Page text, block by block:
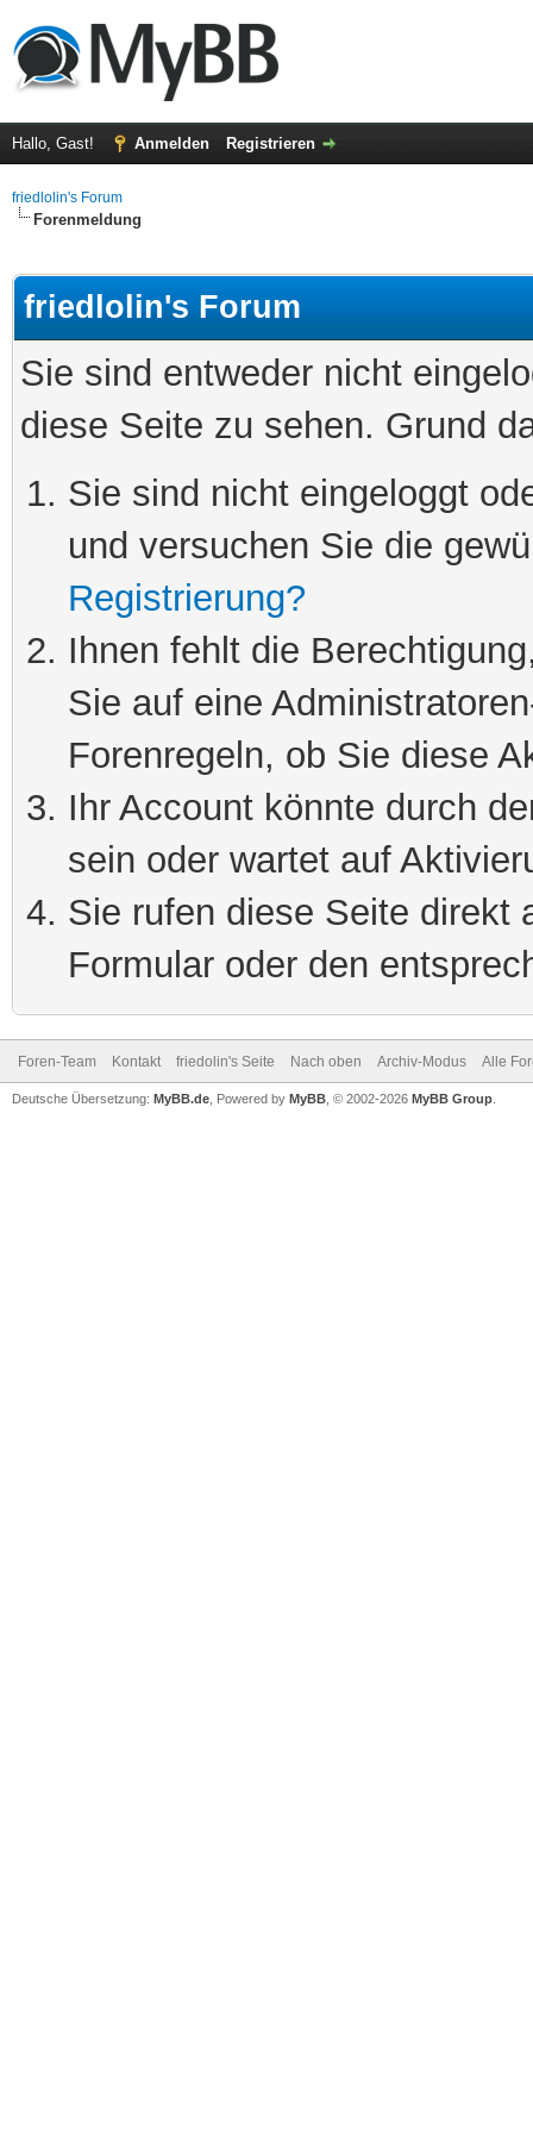
Hallo, Gast! Anmelden Registrieren
friedlolin's Forum
Forenmeldung
friedlolin's Forum
Sie sind entweder nicht
diese Seite zu sehen. Grund
Sie sind nicht eingeloggt
und versuchen Sie die
Registrierung?
Ihnen fehlt die
Sie auf eine
Forenregeln, ob Sie diese
Ihr Account könnte durch
sein oder wartet auf
Sie rufen diese Seite direkt
Formular oder den
Foren-Team Kontakt friedolin's Seite Nach oben Archiv-Modus Alle
Deutsche Übersetzung: MyBB.de , Powered by MyBB , © 2002-2026 MyBB Group